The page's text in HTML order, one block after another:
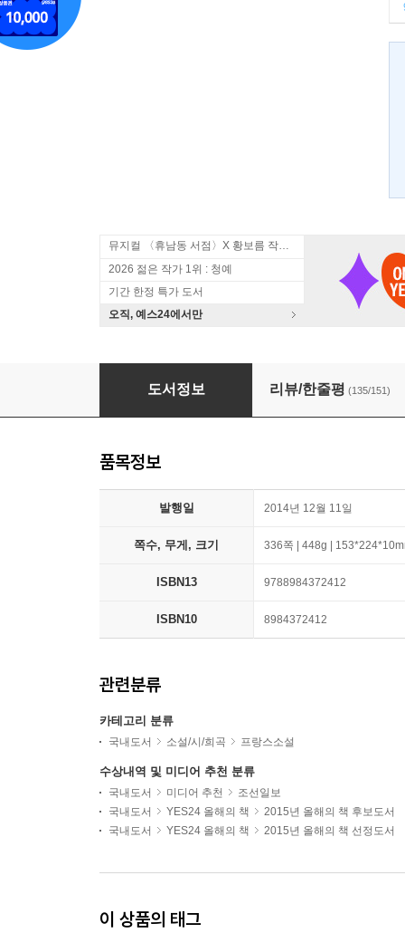
뮤지컬 〈휴남동 서점〉X 황보름 작가 북토크
2026 젊은 작가 1위 : 청예
기간 한정 특가 도서
오직, 예스24에서만
센트럴 파크
도서정보 리뷰/한줄평 (135/151)
품목정보
발행일 2014년 12월 11일
쪽수, 무게, 크기 336쪽 | 448g |
ISBN13 9788984372412
ISBN10 8984372412
관련분류
카테고리 분류
국내도서 소설/시/희곡 프랑스소설
수상내역 및 미디어 추천 분류
국내도서 미디어 추천
조선일보
국내도서
YES24 올해의 책
2015년 올해의 책 후보도서
국내도서
YES24 올해의 책 2015년 올해의 책 선정도서
이 상품의 태그